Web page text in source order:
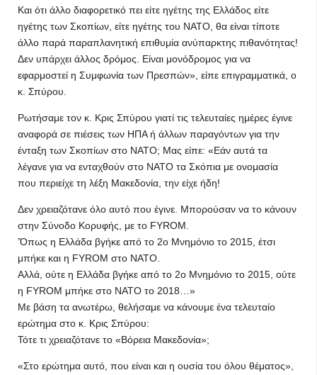
Και ότι άλλο διαφορετικό πει είτε ηγέτης της Ελλάδος είτε
ηγέτης των Σκοπίων, είτε ηγέτης του ΝΑΤΟ, θα είναι τίποτε
άλλο παρά παραπλανητική επιθυμία ανύπαρκτης πιθανότητας!
Δεν υπάρχει άλλος δρόμος. Είναι μονόδρομος για να
εφαρμοστεί η Συμφωνία των Πρεσπών», είπε επιγραμματικά, ο
κ. Σπύρου.
Ρωτήσαμε τον κ. Κρις Σπύρου γιατί τις τελευταίες ημέρες έγινε
αναφορά σε πιέσεις των ΗΠΑ ή άλλων παραγόντων για την
ένταξη των Σκοπίων στο ΝΑΤΟ; Μας είπε: «Εάν αυτά τα
λέγανε για να ενταχθούν στο ΝΑΤΟ τα Σκόπια με ονομασία
που περιείχε τη λέξη Μακεδονία, την είχε ήδη!
Δεν χρειαζότανε όλο αυτό που έγινε. Μπορούσαν να το κάνουν
στην Σύνοδο Κορυφής, με το FYROM.
’Όπως η Ελλάδα βγήκε από το 2ο Μνημόνιο το 2015, έτσι
μπήκε και η FYROM στο ΝΑΤΟ.
Αλλά, ούτε η Ελλάδα βγήκε από το 2ο Μνημόνιο το 2015, ούτε
η FYROM μπήκε στο ΝΑΤΟ το 2018…»
Με βάση τα ανωτέρω, θελήσαμε να κάνουμε ένα τελευταίο
ερώτημα στο κ. Κρις Σπύρου:
Τότε τι χρειαζότανε το «Βόρεια Μακεδονία»;
«Στο ερώτημα αυτό, που είναι και η ουσία του όλου θέματος»,